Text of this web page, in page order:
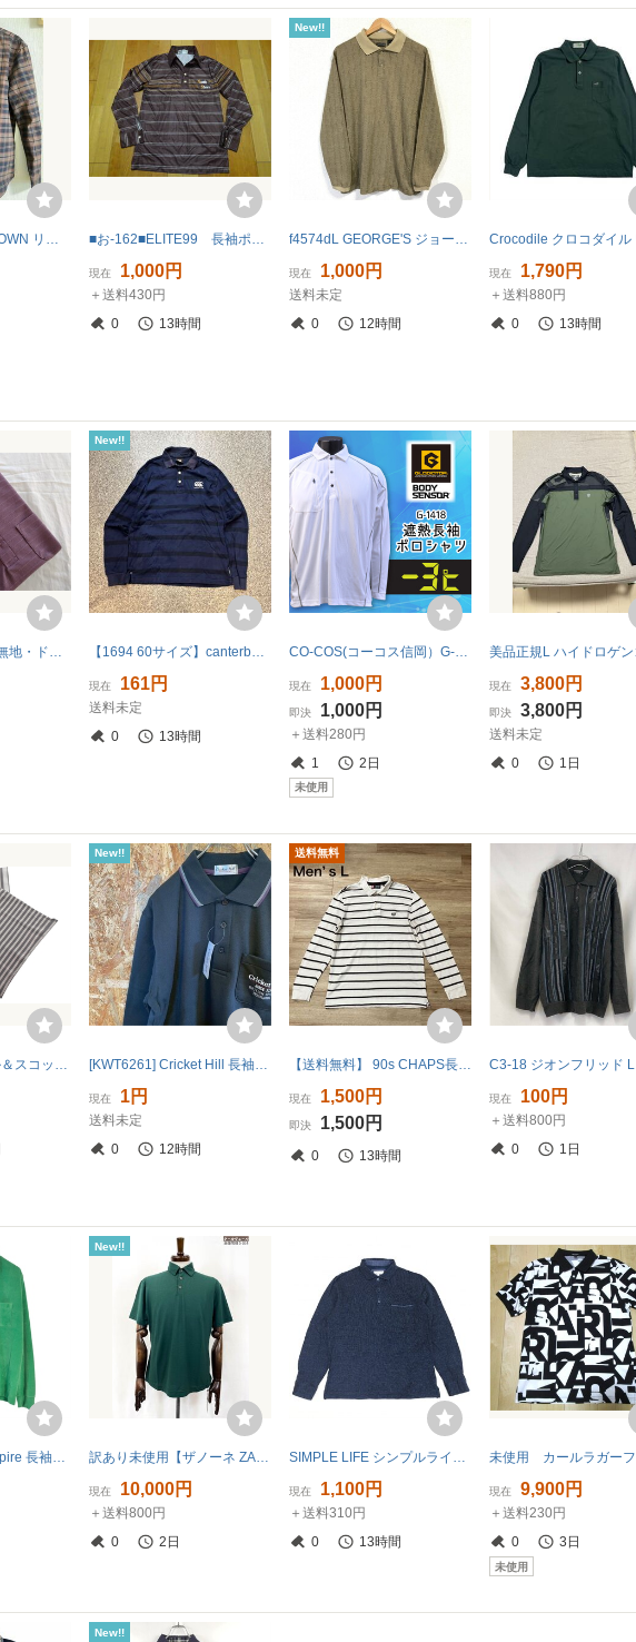
現在 1,000円
＋送料430円
0
13時間
New!!
現在 1,000円
送料未定
0
12時間
現在 1,790円
＋送料880円
0
13時間
Ｌ寸・春夏新品／無地・ドビー柄ポロシャツ●ピンクグレー
New!!
【1694 60サイズ】canterbury カンタベリー L ラガーシャツ 長袖ポロシャツ ネイビー 紺 ボーダー トップス コットン100 古着 ユーズド
現在 161円
送料未定
0
13時間
CO-COS(コーコス信岡）G-1418遮熱長袖ポロシャツ【ホワイト】Ｌサイズ ネコポス（ポスト投函）発送
現在 1,000円
即決 1,000円
＋送料280円
1
2日
未使用
現在 3,800円
即決 3,800円
送料未定
0
1日
Lyle＆Scott ライル＆スコット ボーダー ポロシャツ sizeL/グレー ■◆ ☆ gha4 メンズ
New!!
[KWT6261] Cricket Hill 長袖ポロシャツ メンズ ブラック L ポス
現在 1円
送料未定
0
12時間
送料無料
【送料無料】 90s CHAPS長袖ポロシャツ 白ワインレッドグレーボーダー柄 メンズLサイズ チャップスラルフローレンRALPH LAUREN
現在 1,500円
即決 1,500円
0 13時間
現在 100円
＋送料800円
0
1日
80年代 USA製 Empire 長袖ベロアポロシャツ グリーン(メンズ LARGE)中古 古着 X6476
New!!
訳あり未使用【ザノーネ ZANONE】811818 Z0380 Z4657 定価32450円 ICECOTTON 半袖ポロシャツ (メンズ) size48 グリーン ★10ZZN0904★
現在 10,000円
＋送料800円
0
2日
SIMPLE LIFE シンプルライフ コットン100% 鹿の子 ポロシャツ L 紺 ネイビー 長袖 カットソー カジュアル 国内正規品 メンズ 紳士
現在 1,100円
＋送料310円
0
13時間
現在 9,900円
＋送料230円
0
3日
未使用
New!!